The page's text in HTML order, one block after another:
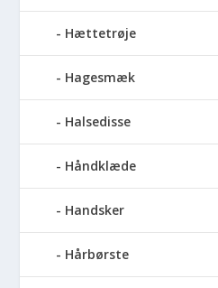
Hættetrøje
Hagesmæk
Halsedisse
Håndklæde
Handsker
Hårbørste